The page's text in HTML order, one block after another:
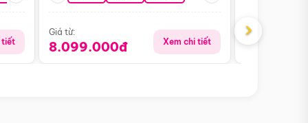
tiết
Giá từ:
8.099.000đ Xem chi tiết
Giá từ:
›